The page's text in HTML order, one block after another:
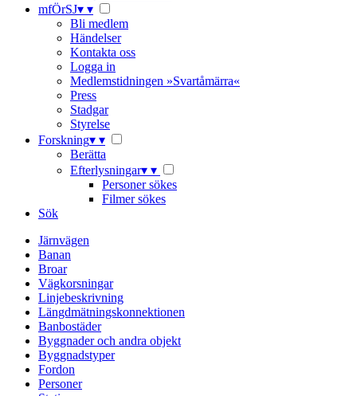
mfÖrSJ▾ ▾
Bli medlem
Händelser
Kontakta oss
Logga in
Medlemstidningen »Svartåmärra«
Press
Stadgar
Styrelse
Forskning▾ ▾
Berätta
Efterlysningar▾ ▾
Personer sökes
Filmer sökes
Sök
Järnvägen
Banan
Broar
Vägkorsningar
Linjebeskrivning
Längdmätningskonnektionen
Banbostäder
Byggnader och andra objekt
Byggnadstyper
Fordon
Personer